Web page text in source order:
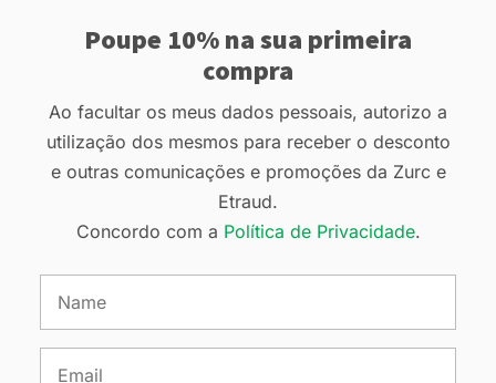
Poupe 10% na sua primeira
compra
Ao facultar os meus dados pessoais, autorizo a
utilização dos mesmos para receber o desconto
e outras comunicações e promoções da Zurc e
Etraud.
Concordo com a Política de Privacidade.